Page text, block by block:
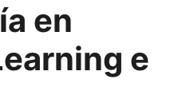
en
e